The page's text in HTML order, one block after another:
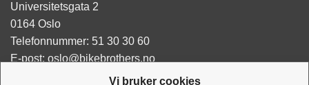
Vi bruker cookies
Universitetsgata 2
0164 Oslo
Telefonnummer: 51 30 30 60
E-post: oslo@bikebrothers.no